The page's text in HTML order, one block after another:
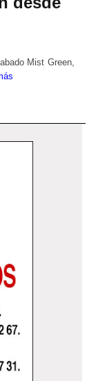
Mist Green,